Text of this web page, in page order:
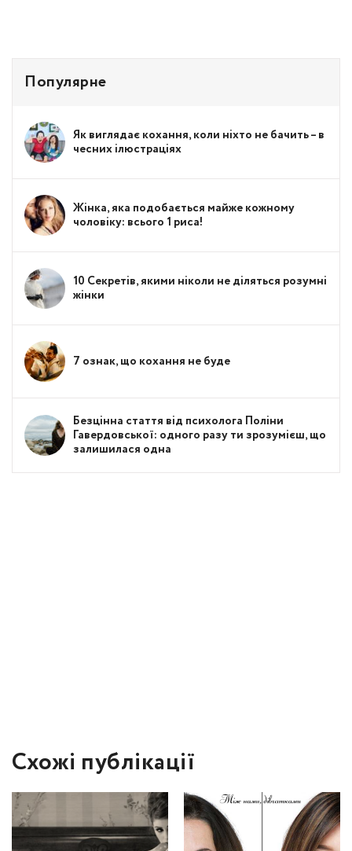
Популярне
Як виглядає кохання, коли ніхто не бачить – в
чесних ілюстраціях
Жінка, яка подобається майже кожному
чоловіку: всього 1 риса!
10 Секретів, якими ніколи не діляться розумні
жінки
7 ознак, що кохання не буде
Безцінна стаття від психолога Поліни
Гавердовської: одного разу ти зрозумієш, що
залишилася одна
Схожі публікації